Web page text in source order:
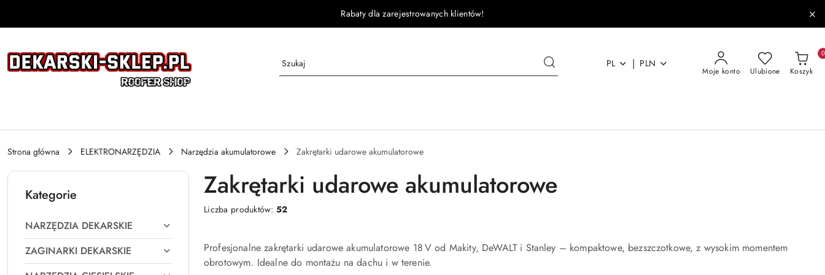
Rabaty dla zarejestrowanych klientów!
PL | PLN
Moje konto Ulubione Koszyk
0
Strona główna ELEKTRONARZĘDZIA Narzędzia akumulatorowe Zakrętarki udarowe akumulatorowe
Kategorie
NARZĘDZIA DEKARSKIE
ZAGINARKI DEKARSKIE
Zakrętarki udarowe akumulatorowe
Liczba produktów:52
Profesjonalne zakrętarki udarowe akumulatorowe 18 V od Makity, DeWALT i Stanley – kompaktowe, bezszczotkowe, z wysokim momentem
obrotowym. Idealne do montażu na dachu i w terenie.